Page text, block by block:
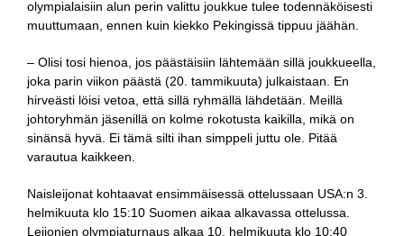
olympialaisiin alun perin valittu joukkue tulee todennäköisesti
muuttumaan, ennen kuin kiekko Pekingissä tippuu jäähän.
– Olisi tosi hienoa, jos päästäisiin lähtemään sillä joukkueella,
joka parin viikon päästä (20. tammikuuta) julkaistaan. En
hirveästi löisi vetoa, että sillä ryhmällä lähdetään. Meillä
johtoryhmän jäsenillä on kolme rokotusta kaikilla, mikä on
sinänsä hyvä. Ei tämä silti ihan simppeli juttu ole. Pitää
varautua kaikkeen.
Naisleijonat kohtaavat ensimmäisessä ottelussaan USA:n 3.
helmikuuta klo 15:10 Suomen aikaa alkavassa ottelussa.
Leijonien olympiaturnaus alkaa 10. helmikuuta klo 10:40